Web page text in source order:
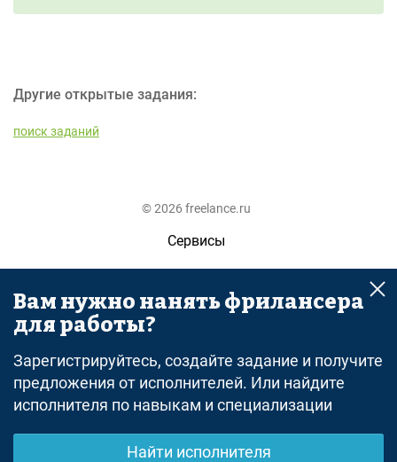
Другие открытые задания:
поиск заданий
© 2026 freelance.ru
Сервисы
Помощь
Поиск
Оферта
Политика конфиденциальности
Дисклеймер о ЗоЗПП
Вам нужно нанять фрилансера
для работы?
Зарегистрируйтесь, создайте задание и получите
предложения от исполнителей. Или найдите
исполнителя по навыкам и специализации
Найти исполнителя